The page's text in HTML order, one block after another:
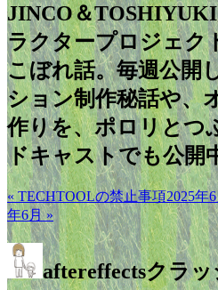
JINCO＆
ラクタープロジェク
こぼれ話。毎週公開
ション制作秘話や、
作りを、ポロリとつ
ドキャストでも公開
« TECHTOOLの禁止事項2025年
年6月 »
aftereffectsクラッ